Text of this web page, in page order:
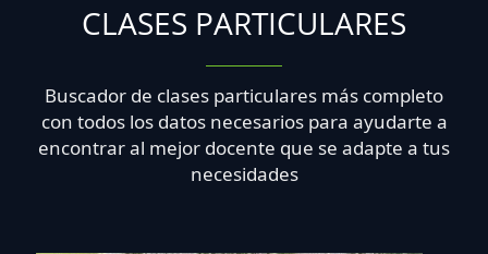
CLASES PARTICULARES
Buscador de clases particulares más completo
con todos los datos necesarios para ayudarte a
encontrar al mejor docente que se adapte a tus
necesidades